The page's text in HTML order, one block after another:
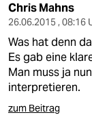
Chris Mahns
26.06.2015 , 08:16
Was hat denn
Es gab eine
Man muss ja
interpretieren.
zum Beitrag